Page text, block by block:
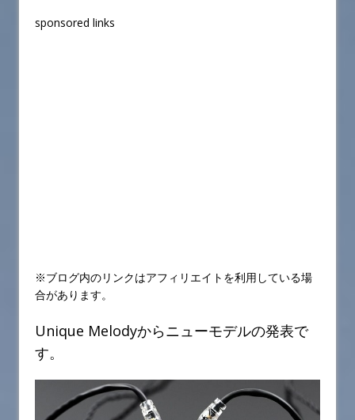
sponsored links
※ブログ内のリンクはアフィリエイトを利用している場
合があります。
Unique Melodyからニューモデルの発表で
す。